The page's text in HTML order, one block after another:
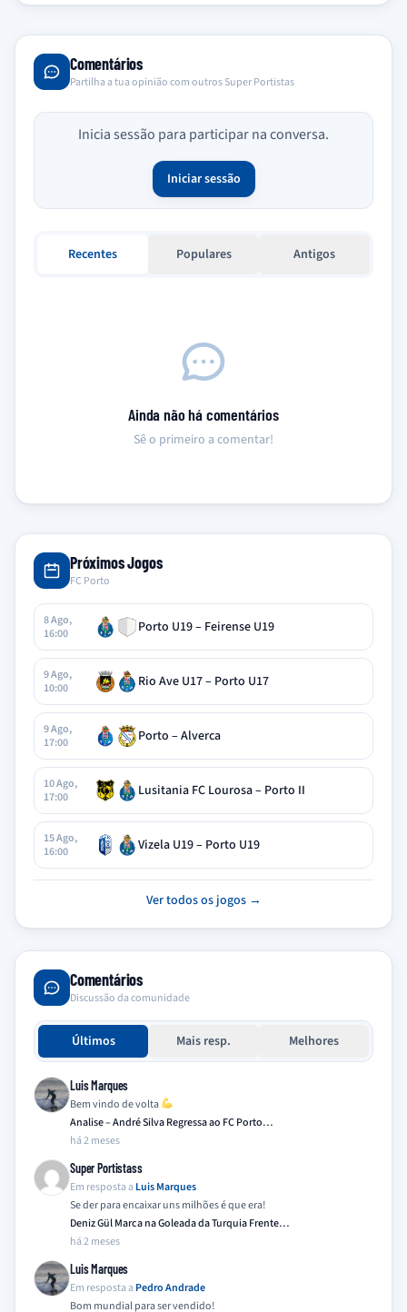
Comentários
Partilha a tua opinião com outros Super Portistas
Inicia sessão para participar na conversa.
Iniciar sessão
Recentes Populares Antigos
Ainda não há comentários
Sê o primeiro a comentar!
Próximos Jogos
FC Porto
8 Ago,
16:00
Porto U19 – Feirense U19
9 Ago,
10:00
Rio Ave U17 – Porto U17
9 Ago,
17:00
Porto – Alverca
10 Ago,
17:00
Lusitania FC Lourosa – Porto II
15 Ago,
16:00
Vizela U19 – Porto U19
Ver todos os jogos →
Comentários
Discussão da comunidade
Últimos Mais resp. Melhores
Luis Marques
Bem vindo de volta
Analise – André Silva Regressa ao FC Porto…
há 2 meses
Super Portistass
Em resposta a Luis Marques
Se der para encaixar uns milhões é que era!
Deniz Gül Marca na Goleada da Turquia Frente…
há 2 meses
Luis Marques
Em resposta a Pedro Andrade
Bom mundial para ser vendido!